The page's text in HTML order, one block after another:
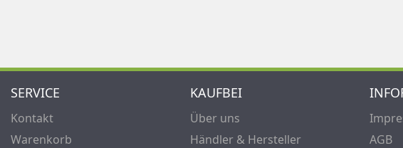
SERVICE
Kontakt
Warenkorb
KAUFBEI
Über uns
Händler & Hersteller
AGB